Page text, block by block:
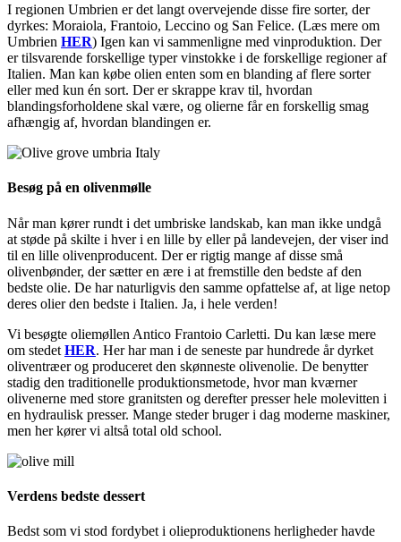
I regionen Umbrien er det langt overvejende disse fire sorter, der
dyrkes: Moraiola, Frantoio, Leccino og San Felice. (Læs mere om
Umbrien HER) Igen kan vi sammenligne med vinproduktion. Der
er tilsvarende forskellige typer vinstokke i de forskellige regioner af
Italien. Man kan købe olien enten som en blanding af flere sorter
eller med kun én sort. Der er skrappe krav til, hvordan
blandingsforholdene skal være, og olierne får en forskellig smag
afhængig af, hvordan blandingen er.
Besøg på en olivenmølle
Når man kører rundt i det umbriske landskab, kan man ikke undgå
at støde på skilte i hver i en lille by eller på landevejen, der viser ind
til en lille olivenproducent. Der er rigtig mange af disse små
olivenbønder, der sætter en ære i at fremstille den bedste af den
bedste olie. De har naturligvis den samme opfattelse af, at lige netop
deres olier den bedste i Italien. Ja, i hele verden!
Vi besøgte oliemøllen Antico Frantoio Carletti. Du kan læse mere
om stedet HER. Her har man i de seneste par hundrede år dyrket
oliventræer og produceret den skønneste olivenolie. De benytter
stadig den traditionelle produktionsmetode, hvor man kværner
olivenerne med store granitsten og derefter presser hele molevitten i
en hydraulisk presser. Mange steder bruger i dag moderne maskiner,
men her kører vi altså total old school.
Verdens bedste dessert
Bedst som vi stod fordybet i olieproduktionens herligheder havde